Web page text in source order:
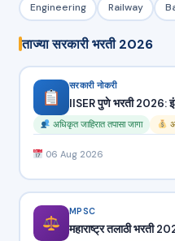
Engineering
Railway
ताज्या सरकारी भरती 2026
सरकारी नोकरी
IISER पुणे भरती 2026:
अधिकृत जाहिरात तपासा जागा
06 Aug 2026
MPSC
महाराष्ट्र तलाठी भरती